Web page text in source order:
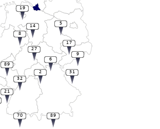
31
9
89
17
6
5
14
19
8
27
32
21
70
2
89